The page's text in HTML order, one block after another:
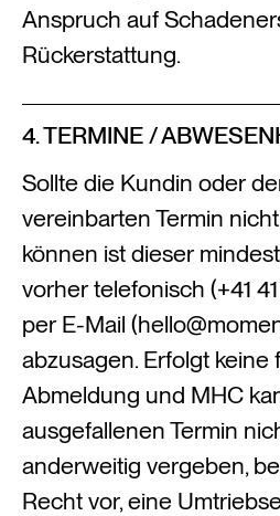
Anspruch auf
Rückerstattung.
4. TERMINE /
Sollte die Kundin oder
vereinbarten Termin
können ist dieser
vorher telefonisch (+41
per E-Mail
abzusagen. Erfolgt keine
Abmeldung und MHC
ausgefallenen Termin
anderweitig vergeben,
Recht vor, eine